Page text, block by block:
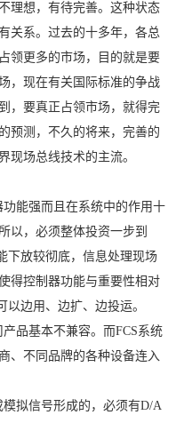
理想，有待完善。这种状态
关系。过去的十多年，各总
领更多的市场，目的就是要
，现在有关国际标准的争战
，要真正占领市场，就得完
预测，不久的将来，完善的
现场总线技术的主流。
能强而且在系统中的作用十
以，必须整体投资一步到
下放较彻底，信息处理现场
得控制器功能与重要性相对
以边用、边扩、边投运。
品基本不兼容。而FCS系统
、不同品牌的各种设备连入
拟信号形成的，必须有D/A